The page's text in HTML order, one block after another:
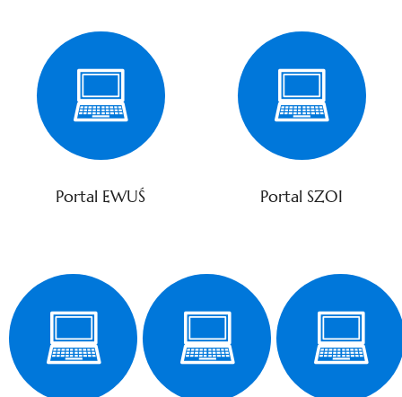
Portal EWUŚ Portal SZOI